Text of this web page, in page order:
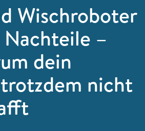
Wischroboter
–
dein
nicht